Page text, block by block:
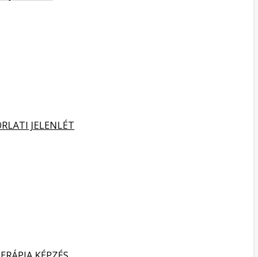
JELENLÉT